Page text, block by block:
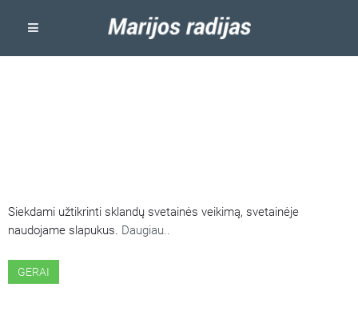
Siekdami užtikrinti sklandų svetainės veikimą, svetainėje
naudojame slapukus. Daugiau..
GERAI